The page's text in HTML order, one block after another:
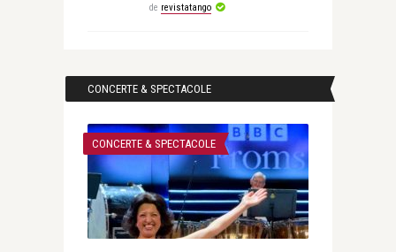
de revistatango
CONCERTE & SPECTACOLE
CONCERTE & SPECTACOLE